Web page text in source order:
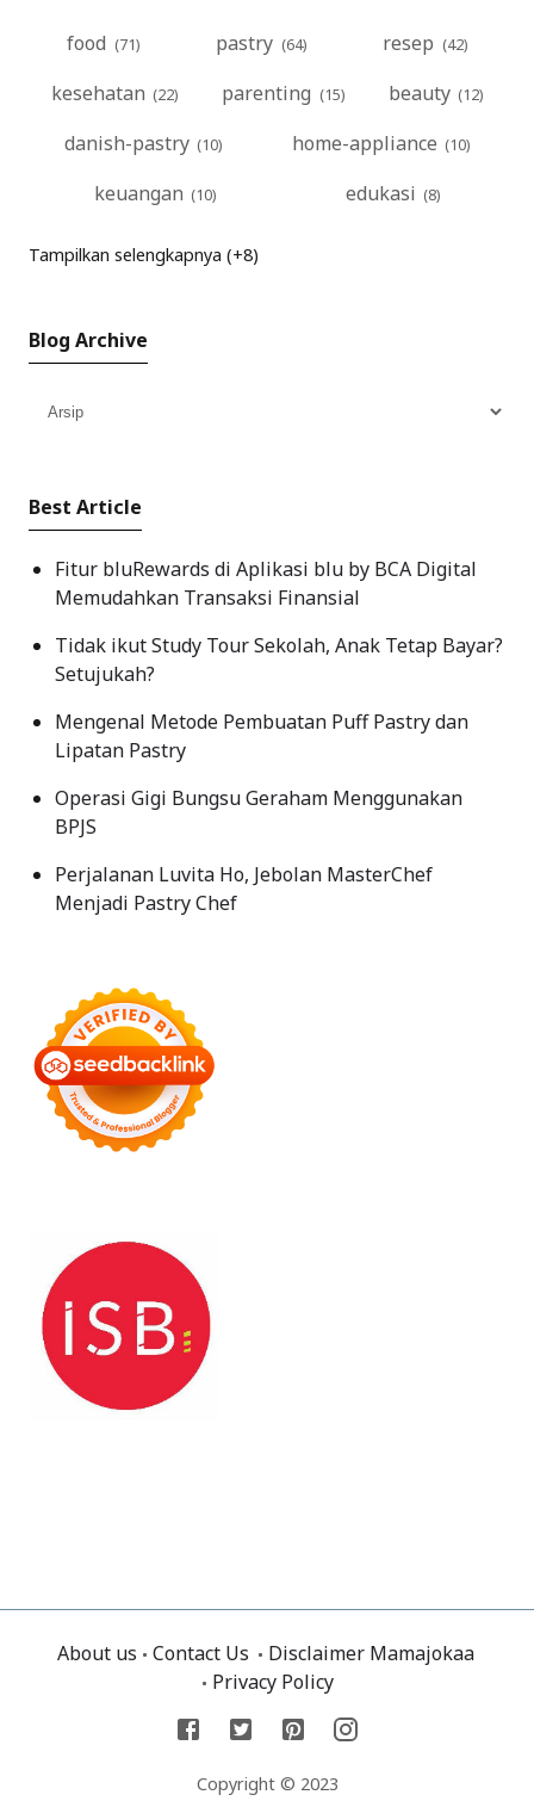
food pastry
resep
kesehatan
parenting
beauty
danish-pastry
home-appliance
keuangan
edukasi
Tampilkan selengkapnya (+8)
Blog Archive
Best Article
Fitur bluRewards di Aplikasi blu by BCA Digital
Memudahkan Transaksi Finansial
Tidak ikut Study Tour Sekolah, Anak Tetap Bayar?
Setujukah?
Mengenal Metode Pembuatan Puff Pastry dan
Lipatan Pastry
Operasi Gigi Bungsu Geraham Menggunakan
BPJS
Perjalanan Luvita Ho, Jebolan MasterChef
Menjadi Pastry Chef
About us Contact Us
Disclaimer Mamajokaa
Privacy Policy
Copyright © 2023